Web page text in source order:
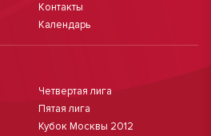
Контакты
Календарь
Четвертая лига
Пятая лига
Кубок Москвы 2012